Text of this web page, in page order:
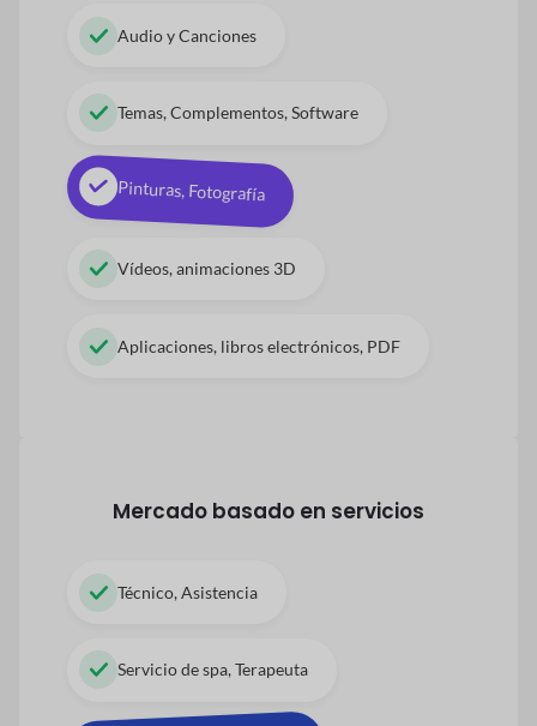
Audio y Canciones
Temas, Complementos, Software
Pinturas, Fotografía
Vídeos, animaciones 3D
Aplicaciones, libros electrónicos, PDF
Mercado basado en servicios
Técnico, Asistencia
Servicio de spa, Terapeuta